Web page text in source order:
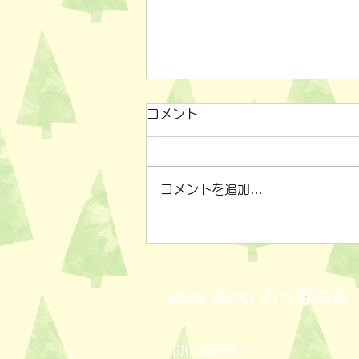
コメント
コメントを追加…
eco shop おっぽのお
市川市曽谷8-2-1